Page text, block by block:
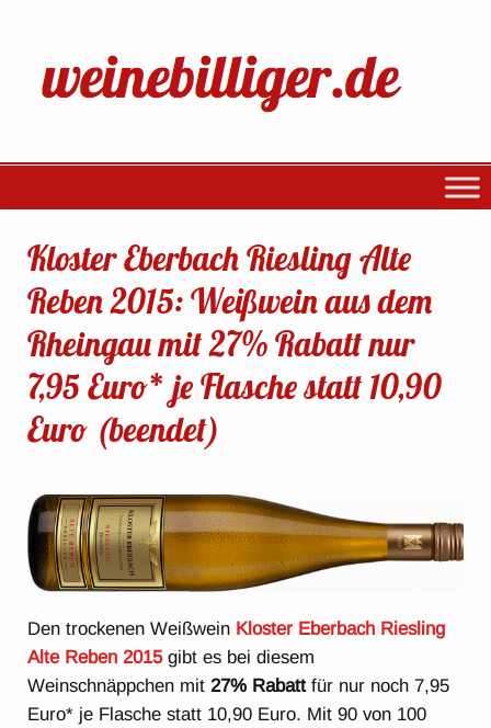
Kloster Eberbach Riesling Alte
Reben 2015: Weißwein aus dem
Rheingau mit 27% Rabatt nur
7,95 Euro* je Flasche statt 10,90
Euro (beendet)
Den trockenen Weißwein Kloster Eberbach Riesling
Alte Reben 2015gibt es bei diesem
Weinschnäppchen mit27% Rabattfür nur noch 7,95
Euro* je Flasche statt 10,90 Euro. Mit 90 von 100